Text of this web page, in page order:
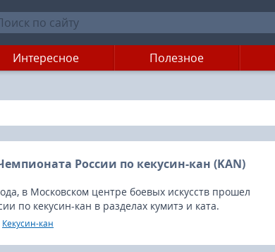
Интересное Полезное
России по кекусин-кан (KAN)
в Московском центре боевых искусств прошел
по кекусин-кан в разделах кумитэ и ката.
Кекусин-кан